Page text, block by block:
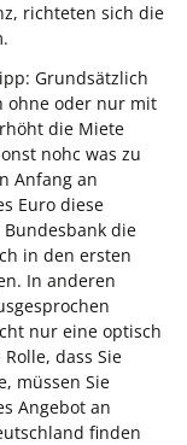
richteten sich die
Grundsätzlich
ohne oder nur mit
die Miete
nohc was zu
Anfang an
Euro diese
die
in den ersten
In anderen
nur eine optisch
dass Sie
müssen Sie
Angebot an
finden